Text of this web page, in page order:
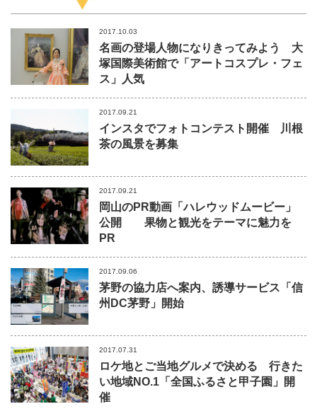
2017.10.03
名画の登場人物になりきってみよう 大
塚国際美術館で「アートコスプレ・フェ
ス」人気
2017.09.21
インスタでフォトコンテスト開催 川根
茶の風景を募集
2017.09.21
岡山のPR動画「ハレウッドムービー」
公開 果物と観光をテーマに魅力を
PR
2017.09.06
茅野の協力店へ案内、誘導サービス「信
州DC茅野」開始
2017.07.31
ロケ地とご当地グルメで決める 行きた
い地域NO.1「全国ふるさと甲子園」開
催